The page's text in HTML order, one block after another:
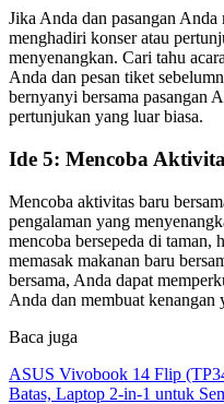
Jika Anda dan pasangan
menghadiri konser atau
menyenangkan. Cari tahu
Anda dan pesan tiket
bernyanyi bersama pasangan
pertunjukan yang luar biasa.
Ide 5: Mencoba
Mencoba aktivitas baru
pengalaman yang
mencoba bersepeda di
memasak makanan baru
bersama, Anda dapat
Anda dan membuat kenangan
Baca juga
ASUS Vivobook 14 Flip
Batas, Laptop 2-in-1 untuk